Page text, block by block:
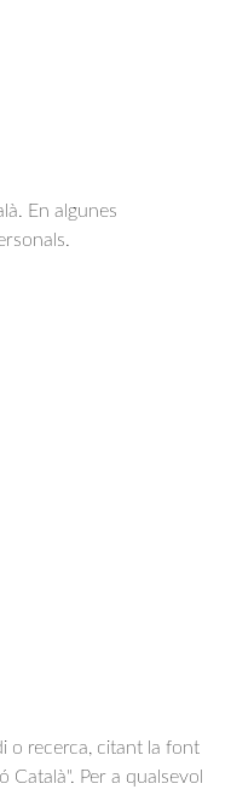
En algunes
o recerca, citant la font
Per a qualsevol